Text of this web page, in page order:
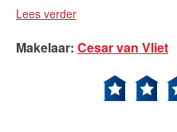
Lees verder
Makelaar: Cesar van Vliet